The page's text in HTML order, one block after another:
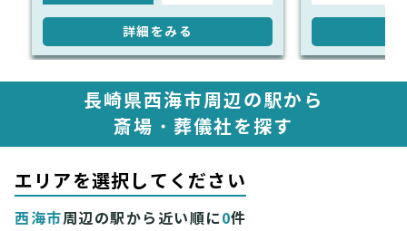
詳細をみる
長崎県西海市周辺の駅から
斎場・葬儀社を探す
エリアを選択してください
西海市周辺の駅から近い順に0件